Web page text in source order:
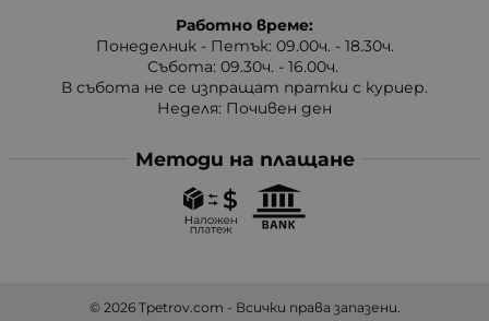
Работно време:
Понеделник - Петък: 09.00ч. - 18.30ч.
Събота: 09.30ч. - 16.00ч.
В събота не се изпращат пратки с куриер.
Неделя: Почивен ден
Методи на плащане
© 2026 Tpetrov.com - Всички права запазени.